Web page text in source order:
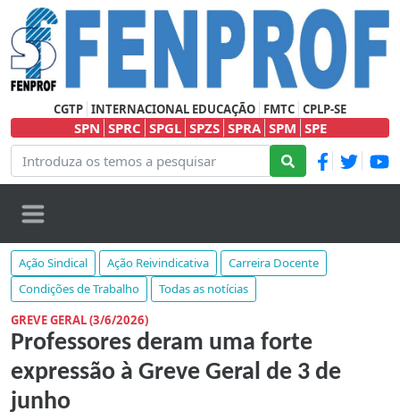
CGTP INTERNACIONAL EDUCAÇÃO FMTC CPLP-SE
SPN SPRC SPGL SPZS SPRA SPM SPE
Ação Sindical Ação Reivindicativa
Carreira Docente
Condições de Trabalho
Todas as notícias
GREVE GERAL (3/6/2026)
Professores deram uma forte
expressão à Greve Geral de 3 de
junho